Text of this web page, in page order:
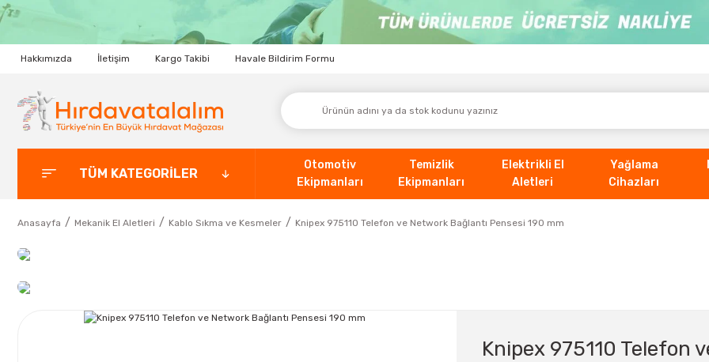
Hakkımızda İletişim Kargo Takibi Havale Bildirim Formu
TÜM KATEGORİLER
Otomotiv
Ekipmanları
Temizlik
Ekipmanları
Elektrikli El
Aletleri
Yağlama
Cihazları
Anasayfa Mekanik El Aletleri Kablo Sıkma ve Kesmeler Knipex 975110 Telefon ve Network Bağlantı Pensesi 190 mm
Knipex 975110 Telefon